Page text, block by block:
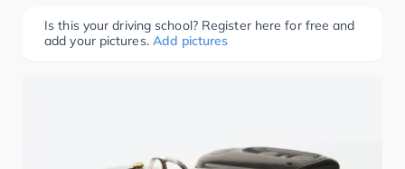
Is this your driving school? Register here for free and
add your pictures. Add pictures